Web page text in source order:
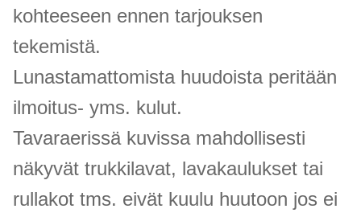
kohteeseen ennen tarjouksen
tekemistä.
Lunastamattomista huudoista peritään
ilmoitus- yms. kulut.
Tavaraerissä kuvissa mahdollisesti
näkyvät trukkilavat, lavakaulukset tai
rullakot tms. eivät kuulu huutoon jos ei